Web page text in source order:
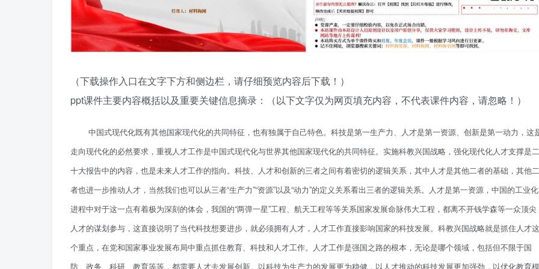
（下载操作入口在文字下方和侧边栏，请仔细预览内容后下载！）
ppt课件主要内容概括以及重要关键信息摘录：（以下文字仅为网页填充内容，不代表课件内容，请忽略！）
中国式现代化既有其他国家现代化的共同特征，也有独属于自己特色。科技是第一生产力、人才是第一资源、创新是第一动力，这
走向现代化的必然要求，重视人才工作是中国式现代化与世界其他国家现代化的共同特征。实施科教兴国战略，强化现代化人才支撑是二
十大报告中的内容，也是未来人才工作的指向。科技、人才和创新的三者之间有着密切的逻辑关系，其中人才是其他二者的基础，其他二
者也进一步推动人才，当然我们也可以从三者“生产力”“资源”以及“动力”的定义关系看出三者的逻辑关系。人才是第一资源，中国的工业化
进程中对于这一点有着极为深刻的体会，我国的“两弹一星”工程、航天工程等等关系国家发展命脉伟大工程，都离不开钱学森等一众顶尖
人才的谋划参与，这直接说明了当代科技想要进步，就必须拥有人才，人才工作直接影响国家的科技发展。科教兴国战略就是抓住人才这
个重点，在党和国家事业发展布局中重点抓住教育、科技和人才工作。人才工作是强国之路的根本，无论是哪个领域，包括但不限于国
防、政务、科研、教育等等，都需要人才去发展创新。以科技为生产力的发展更为稳健，以人才推动的科技发展更加强劲，以优化教育模